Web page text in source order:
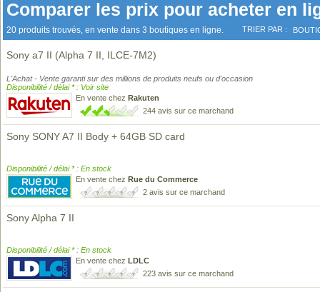
Comparer les prix pour acheter en
20 produits trouvés, en vente dans 3 boutiques en ligne. TRIER PAR :
Sony a7 II (Alpha 7 II, ILCE-7M2)
L'Achat - Vente garanti sur des millions de produits neufs ou d'occasion
Disponibilité / délai * : Voir site
En vente chez Rakuten
244 avis sur ce marchand
Sony SONY A7 II Body + 64GB SD card
Disponibilité / délai * : En stock
En vente chez Rue du Commerce
2 avis sur ce marchand
Sony Alpha 7 II
Disponibilité / délai * : En stock
En vente chez LDLC
223 avis sur ce marchand